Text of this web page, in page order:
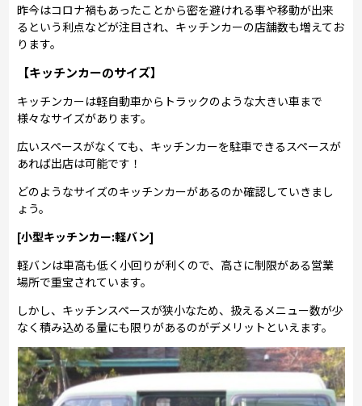
昨今はコロナ禍もあったことから密を避けれる事や移動が出来
るという利点などが注目され、キッチンカーの店舗数も増えてお
ります。
【キッチンカーのサイズ】
キッチンカーは軽自動車からトラックのような大きい車まで
様々なサイズがあります。
広いスペースがなくても、キッチンカーを駐車できるスペースが
あれば出店は可能です！
どのようなサイズのキッチンカーがあるのか確認していきまし
ょう。
[小型キッチンカー:軽バン]
軽バンは車高も低く小回りが利くので、高さに制限がある営業
場所で重宝されています。
しかし、キッチンスペースが狭小なため、扱えるメニュー数が少
なく積み込める量にも限りがあるのがデメリットといえます。